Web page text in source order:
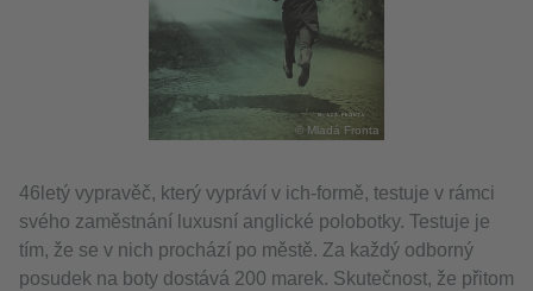
© Mladá Fronta
46letý vypravěč, který vypráví v ich-formě, testuje v rámci
svého zaměstnání luxusní anglické polobotky. Testuje je
tím, že se v nich prochází po městě. Za každý odborný
posudek na boty dostává 200 marek. Skutečnost, že přitom